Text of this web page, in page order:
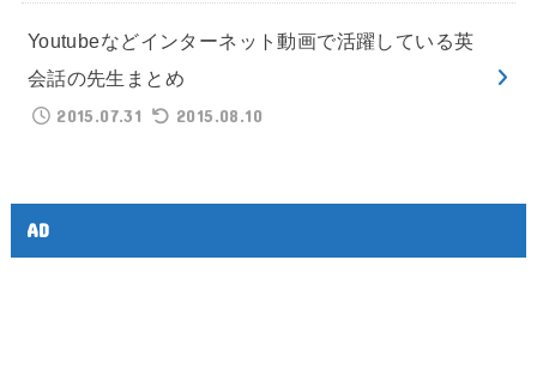
Youtubeなどインターネット動画で活躍している英
会話の先生まとめ
2015.07.31
2015.08.10
AD